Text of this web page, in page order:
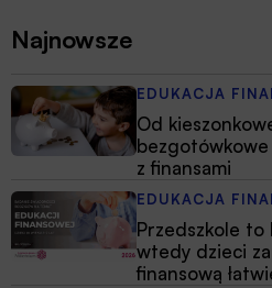
Najnowsze
EDUKACJA
Od
z finansami
EDUKACJA
Przedszkole
wtedy dzieci
finansową